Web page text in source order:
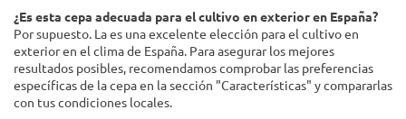
¿Es esta cepa adecuada para el cultivo en exterior en España?
Por supuesto. La es una excelente elección para el cultivo en
exterior en el clima de España. Para asegurar los mejores
resultados posibles, recomendamos comprobar las preferencias
específicas de la cepa en la sección "Características" y compararlas
con tus condiciones locales.